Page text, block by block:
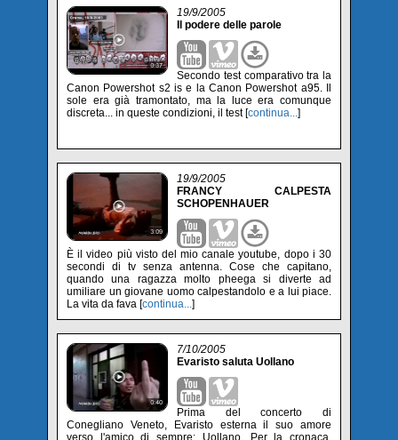
19/9/2005
Il podere delle parole
Secondo test comparativo tra la
Canon Powershot s2 is e la Canon Powershot a95. Il
sole era già tramontato, ma la luce era comunque
discreta... in queste condizioni, il test [continua...]
19/9/2005
FRANCY CALPESTA
SCHOPENHAUER
È il video più visto del mio canale youtube, dopo i 30
secondi di tv senza antenna. Cose che capitano,
quando una ragazza molto pheega si diverte ad
umiliare un giovane uomo calpestandolo e a lui piace.
La vita da fava [continua...]
7/10/2005
Evaristo saluta Uollano
Prima del concerto di
Conegliano Veneto, Evaristo esterna il suo amore
verso l'amico di sempre: Uollano. Per la cronaca,